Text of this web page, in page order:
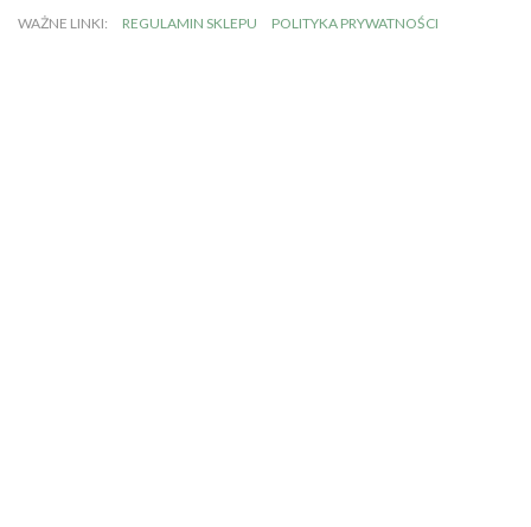
WAŻNE LINKI: REGULAMIN SKLEPU POLITYKA PRYWATNOŚCI